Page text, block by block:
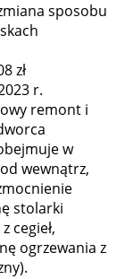
sposobu
zł
r.
remont i
w
wewnątrz,
stolarki
cegieł,
ogrzewania z